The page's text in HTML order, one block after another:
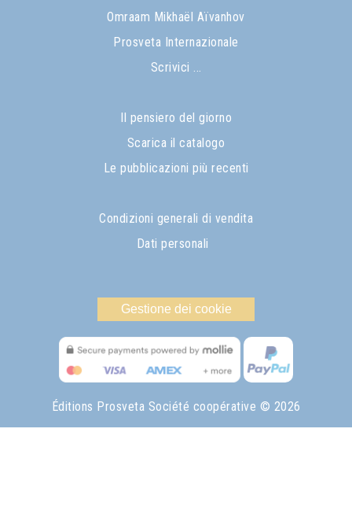
Omraam Mikhaël Aïvanhov
Prosveta Internazionale
Scrivici ...
Il pensiero del giorno
Scarica il catalogo
Le pubblicazioni più recenti
Condizioni generali di vendita
Dati personali
Gestione dei cookie
Éditions Prosveta Société coopérative © 2026